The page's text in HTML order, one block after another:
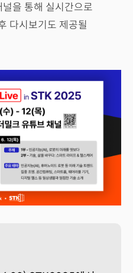
을 통해 실시간으로
다시보기도 제공될